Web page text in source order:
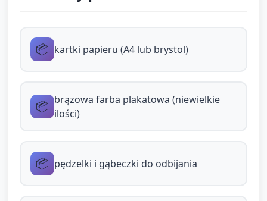
Jak dodać elementy dekoracyjne (kropki z
Naklejają papilotki w wybranych
📦 kartki papieru (A4 lub brystol)
📦 brązowa farba plakatowa (niewielkie
ilości)
📦 pędzelki i gąbeczki do odbijania